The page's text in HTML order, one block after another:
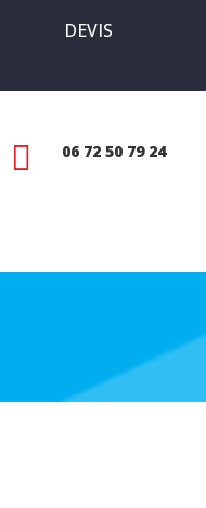
DEVIS
 06 72 50 79 24